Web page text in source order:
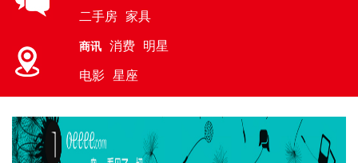
二手房 家具
商讯 消费 明星
电影 星座